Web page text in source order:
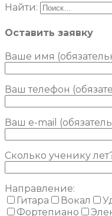
Найти:
Оставить заявку
Ваше имя
Ваш телефон
Ваш e-mail
Сколько ученику
Направление:
Гитара
Вокал
Фортепиано